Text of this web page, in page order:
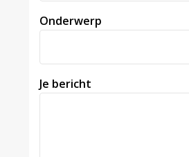
Onderwerp
Je bericht